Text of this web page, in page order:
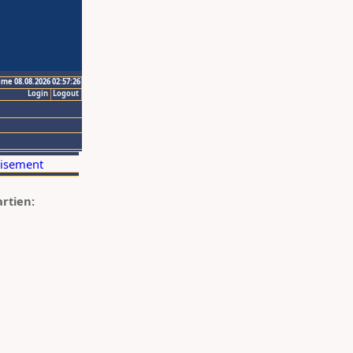
08.08.2026 02:57:26
Logout
Login